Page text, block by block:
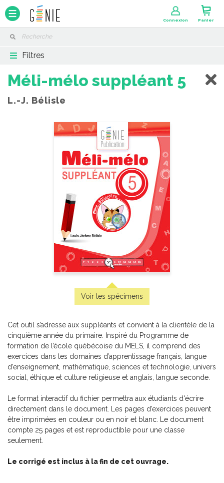
Connexion Panier
Filtres
Les mots en musique
5,99 $
PDF
Méli-mélo suppléant 5
L.-J. Bélisle
Voir les spécimens
Cet outil s’adresse aux suppléants et convient à la clientèle de la
cinquième année du primaire. Inspiré du Programme de
formation de l’école québécoise du MELS, il comprend des
exercices dans les domaines d’apprentissage français, langue
d’enseignement, mathématique, sciences et technologie, univers
social, éthique et culture religieuse et anglais, langue seconde.
Le format interactif du fichier permettra aux étudiants d'écrire
directement dans le document. Les pages d’exercices peuvent
être imprimées en couleur ou en noir et blanc. Le document
compte 25 pages et est reproductible pour une classe
seulement.
Le corrigé est inclus à la fin de cet ouvrage.
Panneau de gestion des cookies